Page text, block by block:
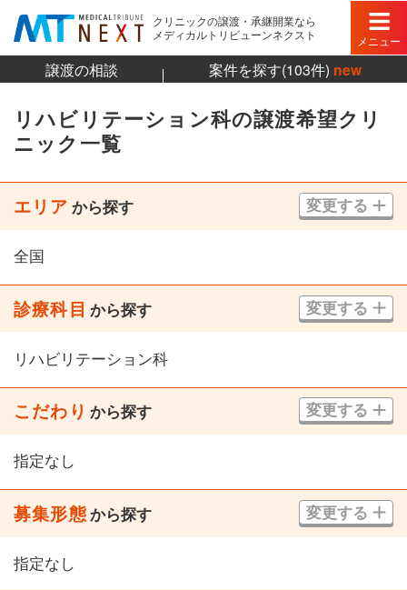
クリニックの譲渡・承継開業なら
メディカルトリビューンネクスト
メニュー
譲渡の相談 案件を探す(103件) new
リハビリテーション科の譲渡希望クリ
ニック一覧
エリア から探す 変更する
全国
診療科目 から探す 変更する
リハビリテーション科
こだわり から探す 変更する
指定なし
募集形態から探す 変更する
指定なし